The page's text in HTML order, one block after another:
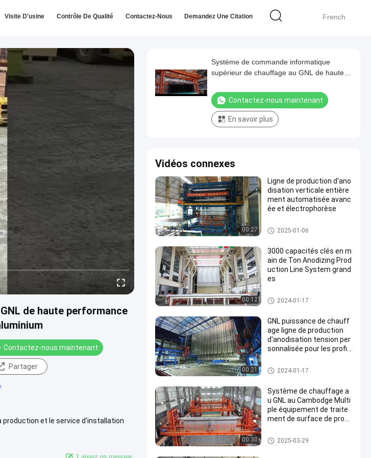
French
Visite D'usine Contrôle De Qualité Contactez-Nous Demandez Une Citation
de haute performance
Contactez-nous maintenant
Partager
production et le service d'installation
Laissez un message.
Système de commande informatique
supérieur de chauffage au GNL de haute
d'anodisation pour traitement de surface
d'aluminium
Contactez-nous maintenant
En savoir plus
Vidéos connexes
00:27
Ligne de production d'ano
disation verticale entière
ment automatisée avanc
ée et électrophorèse
Chaîne de production de anodi
sation
2025-01-06
00:12
3000 capacités clés en m
ain de Ton Anodizing Prod
uction Line System grand
es
Chaîne de production de anodi
sation
2024-01-17
00:21
GNL puissance de chauff
age ligne de production
d'anodisation tension per
sonnalisée pour les profil
Chaîne de production de anodi
sation
2024-01-17
00:30
Système de chauffage a
u GNL au Cambodge Multi
ple équipement de traite
ment de surface de profil
tion verticale entièremen
t automatique
Chaîne de production de anodi
sation
2025-03-29